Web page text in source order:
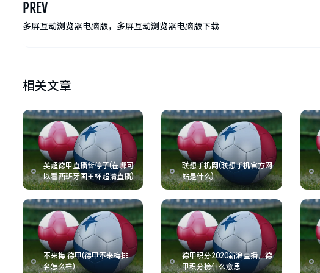
PREV
多屏互动浏览器电脑版，多屏互动浏览器电脑版下载
相关文章
英超德甲直播暂停了(在哪可
以看西班牙国王杯超清直播)
联想手机网(联想手机官方网
站是什么)
不来梅 德甲(德甲不来梅排
名怎么样)
德甲积分2020新浪直播，德
甲积分榜什么意思